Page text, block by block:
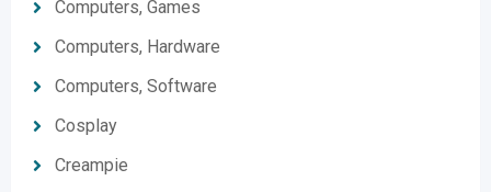
Computers, Games
Computers, Hardware
Computers, Software
Cosplay
Creampie